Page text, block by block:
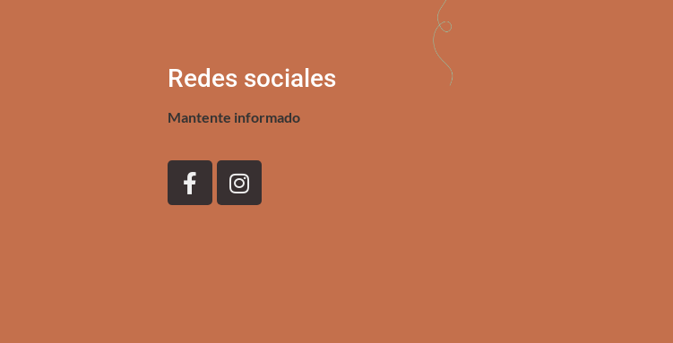
Redes sociales
Mantente informado